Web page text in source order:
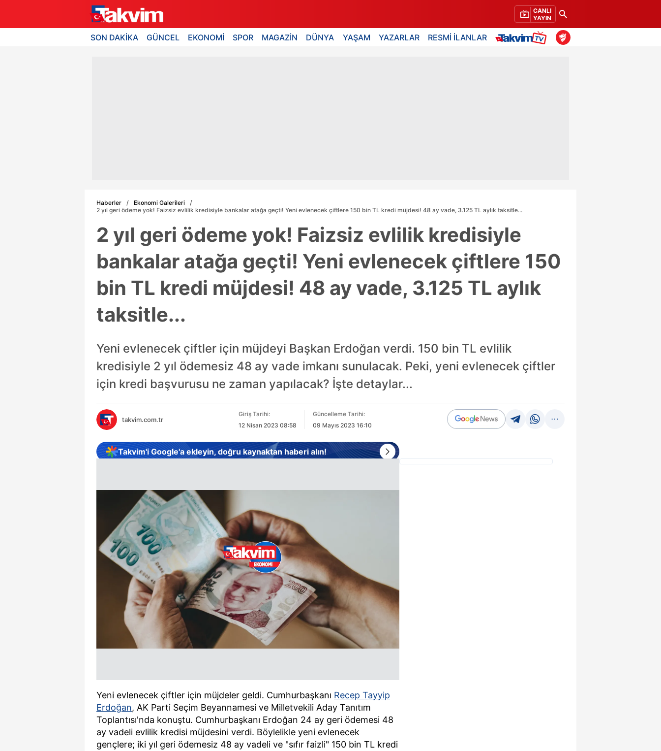
CANLI
YAYIN
SON DAKİKA GÜNCEL EKONOMİ SPOR MAGAZİN DÜNYA YAŞAM YAZARLAR RESMİ İLANLAR
Haberler
Ekonomi Galerileri
2 yıl geri ödeme yok! Faizsiz evlilik kredisiyle bankalar atağa geçti! Yeni evlenecek çiftlere 150 bin TL kredi müjdesi! 48 ay vade, 3.125 TL aylık taksitle...
2 yıl geri ödeme yok! Faizsiz evlilik kredisiyle
bankalar atağa geçti! Yeni evlenecek çiftlere 150
bin TL kredi müjdesi! 48 ay vade, 3.125 TL aylık
taksitle...
Yeni evlenecek çiftler için müjdeyi Başkan Erdoğan verdi. 150 bin TL evlilik
kredisiyle 2 yıl ödemesiz 48 ay vade imkanı sunulacak. Peki, yeni evlenecek çiftler
için kredi başvurusu ne zaman yapılacak? İşte detaylar...
takvim.com.tr
Giriş Tarihi:
12 Nisan 2023 08:58
Güncelleme Tarihi:
09 Mayıs 2023 16:10
Takvim'i Google'a ekleyin, doğru kaynaktan haberi alın!
Yeni evlenecek çiftler için müjdeler geldi. Cumhurbaşkanı Recep Tayyip
Erdoğan, AK Parti Seçim Beyannamesi ve Milletvekili Aday Tanıtım
Toplantısı'nda konuştu. Cumhurbaşkanı Erdoğan 24 ay geri ödemesi 48
ay vadeli evlilik kredisi müjdesini verdi. Böylelikle yeni evlenecek
gençlere; iki yıl geri ödemesiz 48 ay vadeli ve "sıfır faizli" 150 bin TL kredi